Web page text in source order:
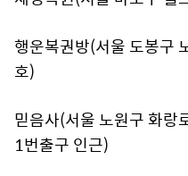
행운복권방(서울 도봉구
호)
믿음사(서울 노원구 화
1번출구 인근)